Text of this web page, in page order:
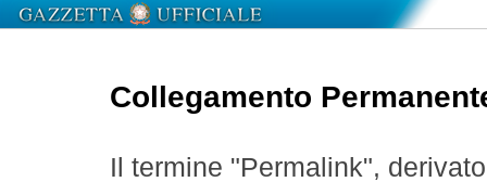
Collegamento
Il termine "Permalink",